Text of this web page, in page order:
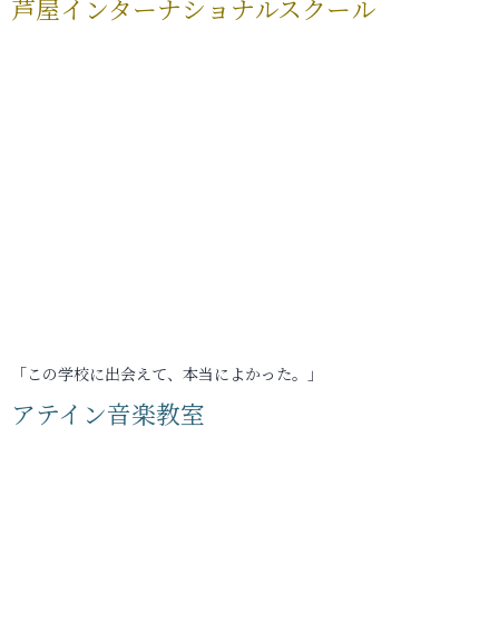
芦屋インターナショナルスクール
「この学校に出会えて、本当によかった。」
アテイン音楽教室